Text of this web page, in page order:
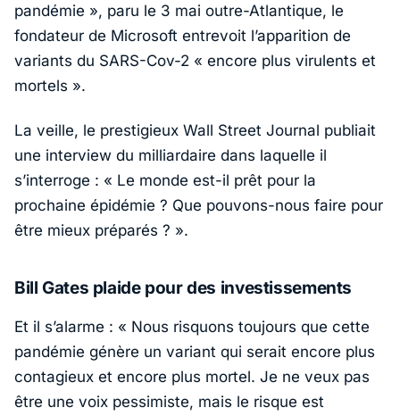
pandémie », paru le 3 mai outre-Atlantique, le
fondateur de Microsoft entrevoit l’apparition de
variants du SARS-Cov-2 « encore plus virulents et
mortels ».
La veille, le prestigieux Wall Street Journal publiait
une interview du milliardaire dans laquelle il
s’interroge : « Le monde est-il prêt pour la
prochaine épidémie ? Que pouvons-nous faire pour
être mieux préparés ? ».
Bill Gates plaide pour des investissements
Et il s’alarme : « Nous risquons toujours que cette
pandémie génère un variant qui serait encore plus
contagieux et encore plus mortel. Je ne veux pas
être une voix pessimiste, mais le risque est